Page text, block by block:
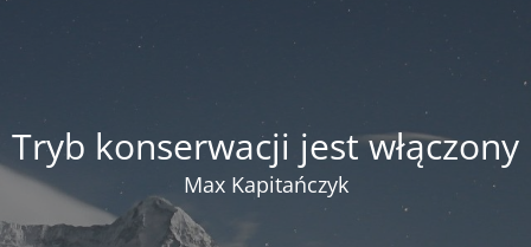
Tryb konserwacji jest włączony
Max Kapitańczyk